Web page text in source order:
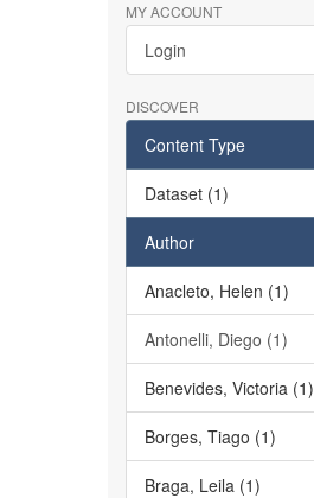
MY ACCOUNT
Login
DISCOVER
Content Type
Dataset (1)
Author
Anacleto, Helen (1)
Antonelli, Diego (1)
Benevides, Victoria (1)
Borges, Tiago (1)
Braga, Leila (1)